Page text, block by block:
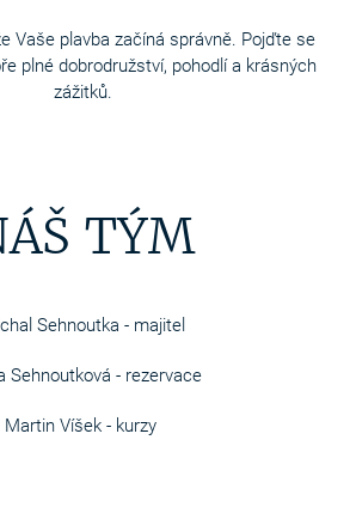
Vaše plavba začíná správně. Pojďte se
plné dobrodružství, pohodlí a krásných
zážitků.
TÝM
Sehnoutka - majitel
Sehnoutková - rezervace
Martin Víšek - kurzy